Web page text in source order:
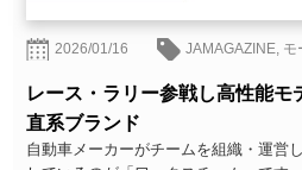
2026/01/16 JAMAGAZINE モ
レース・ラリー参戦し高性能モ
直系ブランド
自動車メーカーがチームを組織・運営